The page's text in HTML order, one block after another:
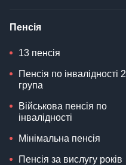
Пенсія
13 пенсія
Пенсія по інвалідності 2
група
Військова пенсія по
інвалідності
Мінімальна пенсія
Пенсія за вислугу років